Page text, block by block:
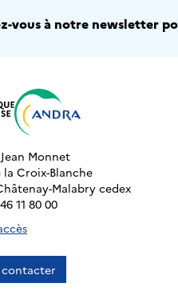
vous à notre newsletter
Monnet
la Croix-Blanche
Malabry cedex
11 80 00
contacter